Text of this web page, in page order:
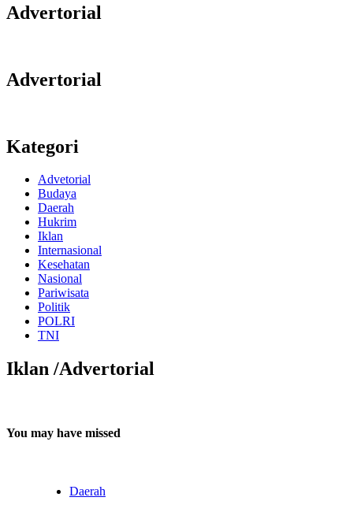
Advertorial
Advertorial
Kategori
Advetorial
Budaya
Daerah
Hukrim
Iklan
Internasional
Kesehatan
Nasional
Pariwisata
Politik
POLRI
TNI
Iklan /Advertorial
You may have missed
Daerah